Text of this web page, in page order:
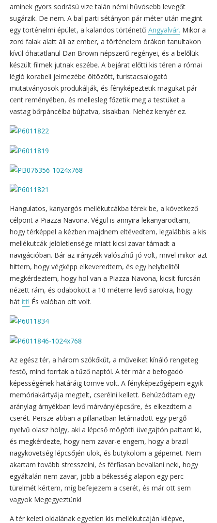
aminek gyors sodrású vize talán némi hűvösebb levegőt
sugárzik. De nem. A bal parti sétányon pár méter után megint
egy történelmi épület, a kalandos történetű Angyalvár. Mikor a
zord falak alatt áll az ember, a történelem órákon tanultakon
kívül óhatatlanul Dan Brown népszerű regényei, és a belőlük
készült filmek jutnak eszébe. A bejárat előtti kis téren a római
légió korabeli jelmezébe öltözött, turistacsalogató
mutatványosok produkálják, és fényképeztetik magukat pár
cent reményében, és mellesleg főzetik meg a testüket a
vastag bőrpáncélba bújtatva, sisakban. Nehéz kenyér ez.
Hangulatos, kanyargós mellékutcákba térek be, a következő
célpont a Piazza Navona. Végül is annyira lekanyarodtam,
hogy térképpel a kézben majdnem eltévedtem, legalábbis a kis
mellékutcák jelöletlensége miatt kicsi zavar támadt a
navigációban. Bár az irányzék valószínű jó volt, mivel mikor azt
hittem, hogy végképp elkeveredtem, és egy helybelitől
megkérdeztem, hogy hol van a Piazza Navona, kicsit furcsán
nézett rám, és odabökött a 10 méterre levő sarokra, hogy:
hát itt! És valóban ott volt.
Az egész tér, a három szökőkút, a műveiket kínáló rengeteg
festő, mind forrtak a tűző naptól. A tér már a befogadó
képességének határáig tömve volt. A fényképezőgépem egyik
memóriakártyája megtelt, cserélni kellett. Behúzódtam egy
aránylag árnyékban levő márványlépcsőre, és elkezdtem a
cserét. Persze abban a pillanatban letámadott egy pergő
nyelvű olasz hölgy, aki a lépcső mögötti üvegajtón pattant ki,
és megkérdezte, hogy nem zavar-e engem, hogy a brazil
nagykövetség lépcsőjén ülök, és bütykölöm a gépemet. Nem
akartam tovább stresszelni, és férfiasan bevallani neki, hogy
egyáltalán nem zavar, jobb a békesség alapon egy perc
türelmét kértem, míg befejezem a cserét, és már ott sem
vagyok Megegyeztünk!
A tér keleti oldalának egyetlen kis mellékutcáján kilépve,